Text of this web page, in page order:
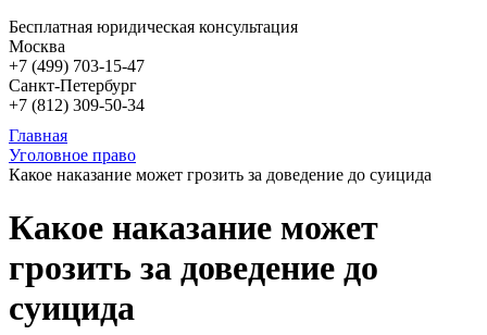
Бесплатная юридическая консультация
Москва
+7 (499) 703-15-47
Санкт-Петербург
+7 (812) 309-50-34
Главная
Уголовное право
Какое наказание может грозить за доведение до суицида
Какое наказание может
грозить за доведение до
суицида